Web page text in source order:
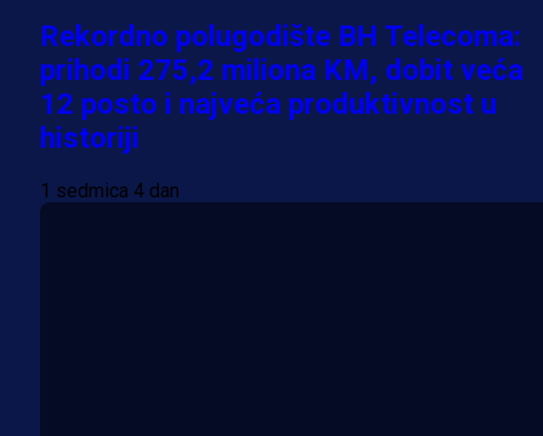
Rekordno polugodište BH Telecoma:
prihodi 275,2 miliona KM, dobit veća
12 posto i najveća produktivnost u
historiji
1 sedmica 4 dan